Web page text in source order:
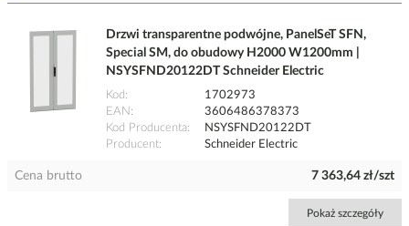
Drzwi transparentne podwójne, PanelSeT SFN,
Special SM, do obudowy H2000 W1200mm |
NSYSFND20122DT Schneider Electric
Kod
1702973
EAN
3606486378373
Kod Producenta
NSYSFND20122DT
Producent
Schneider Electric
Cena brutto 7 363,64 zł/szt
Pokaż szczegóły